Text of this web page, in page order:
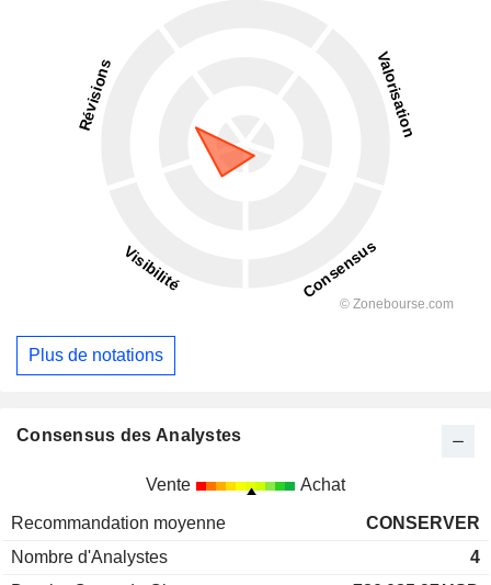
Plus de notations
Consensus des Analystes
Vente Achat
Recommandation moyenne
CONSERVER
Nombre d'Analystes
4